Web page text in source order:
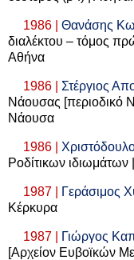
1986 | Θανάσης
διαλέκτου – τόμος
Αθήνα
1986 | Στέργιος
Νάουσας [περιοδικό
Νάουσα
1986 |
Ροδίτικων
1987 | Γεράσιμος
Κέρκυρα
1987 | Γιώργος
[Αρχείον Ευβοϊκών